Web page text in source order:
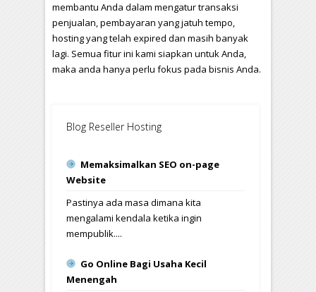
membantu Anda dalam mengatur transaksi
penjualan, pembayaran yang jatuh tempo,
hosting yang telah expired dan masih banyak
lagi. Semua fitur ini kami siapkan untuk Anda,
maka anda hanya perlu fokus pada bisnis Anda.
Blog Reseller Hosting
Memaksimalkan SEO on-page
Website
Pastinya ada masa dimana kita
mengalami kendala ketika ingin
mempublik....
Go Online Bagi Usaha Kecil
Menengah